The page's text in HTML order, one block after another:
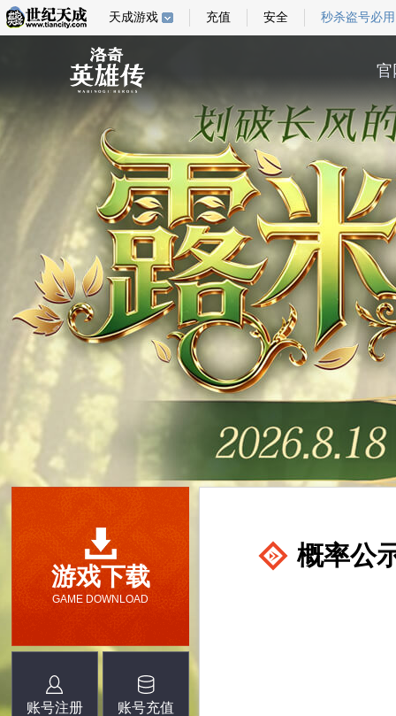
天成游戏 充值 安全 秒杀盗号必用
官
游戏下载
GAME DOWNLOAD
账号注册 账号充值
概率公